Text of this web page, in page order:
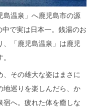
島温泉」へ鹿児島市の源
で実は日本一。銭湯のお
、「鹿児島温泉」は鹿児
、その雄大な姿はまさに
地巡りを楽しんだら、か
宿へ。疲れた体を癒しな